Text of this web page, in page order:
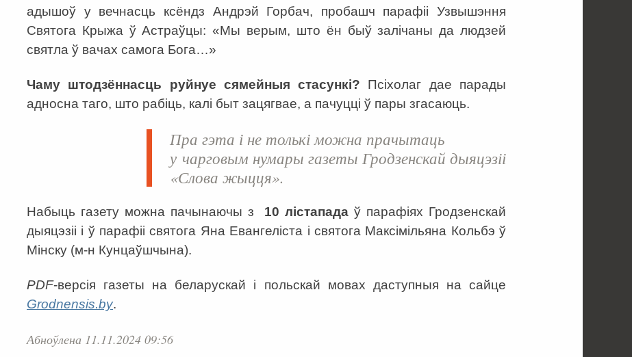
адышоў у вечнасць ксёндз Андрэй Горбач, пробашч парафіі Узвышэння
Святога Крыжа ў Астраўцы: «Мы верым, што ён быў залічаны да людзей
святла ў вачах самога Бога…»
Чаму штодзённасць руйнуе сямейныя стасункі? Псіхолаг дае парады
адносна таго, што рабіць, калі быт зацягвае, а пачуцці ў пары згасаюць.
Пра гэта і не толькі можна прачытаць
у чарговым нумары газеты Гродзенскай дыяцэзіі
«Слова жыцця».
Набыць газету можна пачынаючы з 10 лістапада ў парафіях Гродзенскай
дыяцэзіі і ў парафіі святога Яна Евангеліста і святога Максімільяна Кольбэ ў
Мінску (м-н Кунцаўшчына).
PDF-версія газеты на беларускай і польскай мовах даступныя на сайце
Grodnensis.by.
Абноўлена 11.11.2024 09:56